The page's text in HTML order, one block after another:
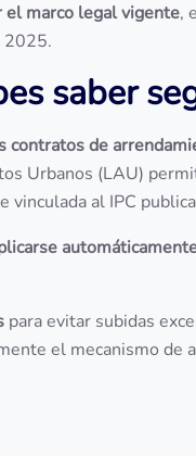
el marco legal vigente,
2025.
saber
contratos de
Urbanos (LAU)
al IPC
para evitar subidas
el mecanismo de